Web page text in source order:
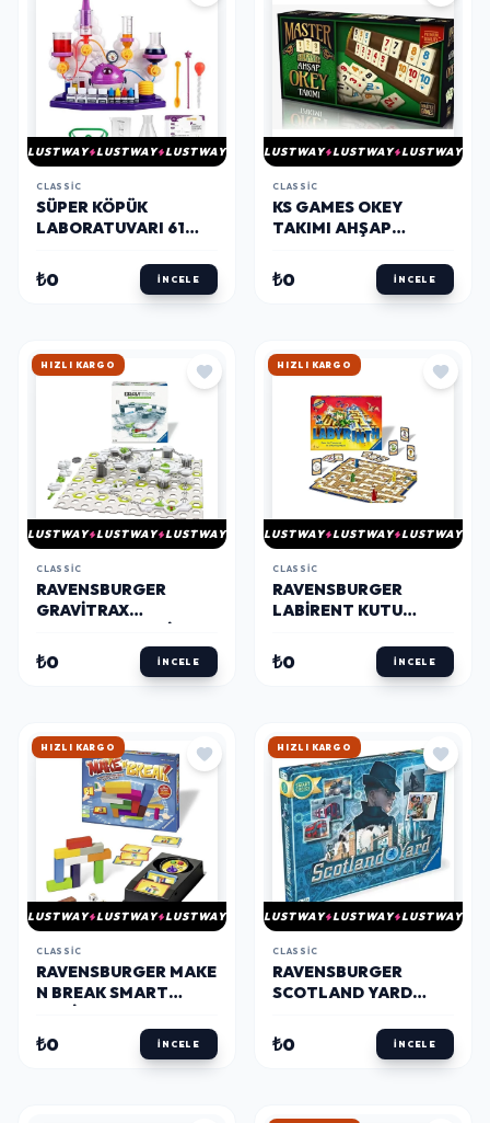
LUSTWAY LUSTWAY LUSTWAY
CLASSIC
SÜPER KÖPÜK
LABORATUVARI 61
₺0 İNCELE
LUSTWAY LUSTWAY LUSTWAY
CLASSIC
KS GAMES OKEY
TAKIMI AHŞAP
₺0 İNCELE
HIZLI KARGO
LUSTWAY LUSTWAY LUSTWAY
CLASSIC
RAVENSBURGER
GRAVITRAX
₺0 İNCELE
HIZLI KARGO
LUSTWAY LUSTWAY LUSTWAY
CLASSIC
RAVENSBURGER
LABIRENT KUTU
₺0 İNCELE
HIZLI KARGO
LUSTWAY LUSTWAY LUSTWAY
CLASSIC
RAVENSBURGER MAKE
N BREAK SMART
₺0 İNCELE
HIZLI KARGO
LUSTWAY LUSTWAY LUSTWAY
CLASSIC
RAVENSBURGER
SCOTLAND YARD
₺0 İNCELE